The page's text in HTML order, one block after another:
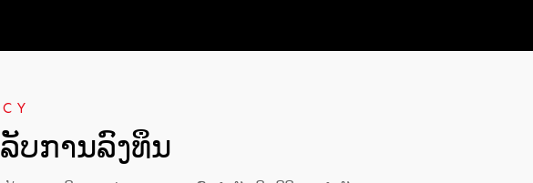
ບການລົງທຶນ